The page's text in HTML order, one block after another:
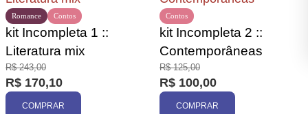
Contos
Romance
kit Incompleta 1 ::
Literatura mix
R$243,00
R$ 170,10
COMPRAR
Contos
kit Incompleta 2 ::
Contemporâneas
R$125,00
R$ 100,00
COMPRAR